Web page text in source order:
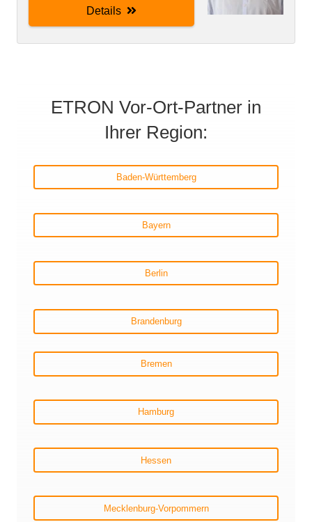
Details
ETRON Vor-Ort-Partner in
Ihrer Region:
Baden-Württemberg
Bayern
Berlin
Brandenburg
Bremen
Hamburg
Hessen
Mecklenburg-Vorpommern